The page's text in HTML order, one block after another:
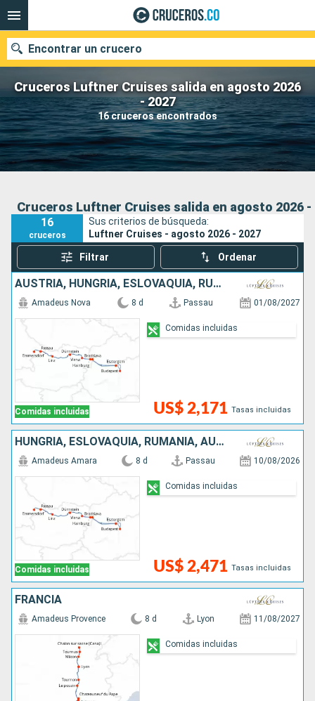
Cruceros Luftner Cruises salida en agosto 2026
- 2027
16 cruceros encontrados
Encontrar un crucero
Fecha de salida
Buscar
Cruceros Luftner Cruises salida en agosto 2026 -
16
cruceros
Sus criterios de búsqueda:
Luftner Cruises - agosto 2026 - 2027
Filtrar Ordenar
AUSTRIA, HUNGRÍA, ESLOVAQUIA, RUMANIA, ALEMANIA
Comidas incluidas
Amadeus Nova 8 d Passau 01/08/2027
US$ 2,171 Tasas incluidas
Comidas incluidas
HUNGRÍA, ESLOVAQUIA, RUMANIA, AUSTRIA, ALEMANIA
Comidas incluidas
Amadeus Amara 8 d Passau 10/08/2026
US$ 2,471 Tasas incluidas
Comidas incluidas
FRANCIA
Amadeus Provence 8 d Lyon 11/08/2027
Comidas incluidas